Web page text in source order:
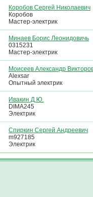
Коробов Сергей Николаевич
Коробов
Мастер-электрик
Минаев Борис Леонидовичь
0315231
Мастер-электрик
Моисеев Александр
Alexsar
Опытный электрик
Ивакин Д.Ю.
DIMA245
Электрик
Спиркин Сергей Андреевич
m927185
Электрик